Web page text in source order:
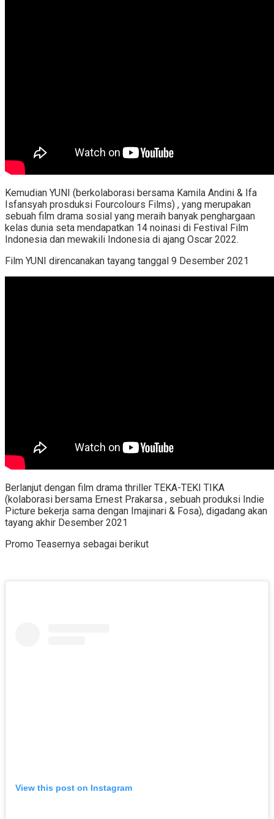
Kemudian YUNI (berkolaborasi bersama Kamila Andini & Ifa
Isfansyah prosduksi Fourcolours Films) , yang merupakan
sebuah film drama sosial yang meraih banyak penghargaan
kelas dunia seta mendapatkan 14 noinasi di Festival Film
Indonesia dan mewakili Indonesia di ajang Oscar 2022.
Film YUNI direncanakan tayang tanggal 9 Desember 2021
Berlanjut dengan film drama thriller TEKA-TEKI TIKA
(kolaborasi bersama Ernest Prakarsa , sebuah produksi Indie
Picture bekerja sama dengan Imajinari & Fosa), digadang akan
tayang akhir Desember 2021
Promo Teasernya sebagai berikut
View this post on Instagram